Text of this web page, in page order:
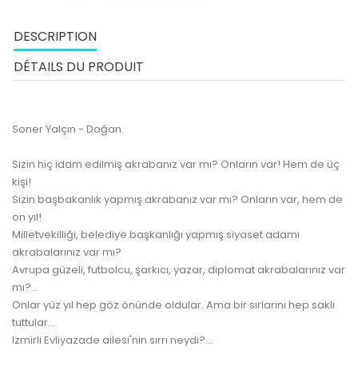
DESCRIPTION
DÉTAILS DU PRODUIT
Soner Yalçın - Doğan.
Sizin hiç idam edilmiş akrabanız var mı? Onların var! Hem de üç
kişi!
Sizin başbakanlık yapmış akrabanız var mı? Onların var, hem de
on yıl!
Milletvekilliği, belediye başkanlığı yapmış siyaset adamı
akrabalarınız var mı?
Avrupa güzeli, futbolcu, şarkıcı, yazar, diplomat akrabalarınız var
mı?...
Onlar yüz yıl hep göz önünde oldular. Ama bir sırlarını hep saklı
tuttular...
Izmirli Evliyazade ailesi'nin sırrı neydi?...